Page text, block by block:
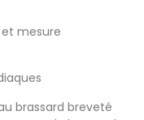
mesure
brassard breveté